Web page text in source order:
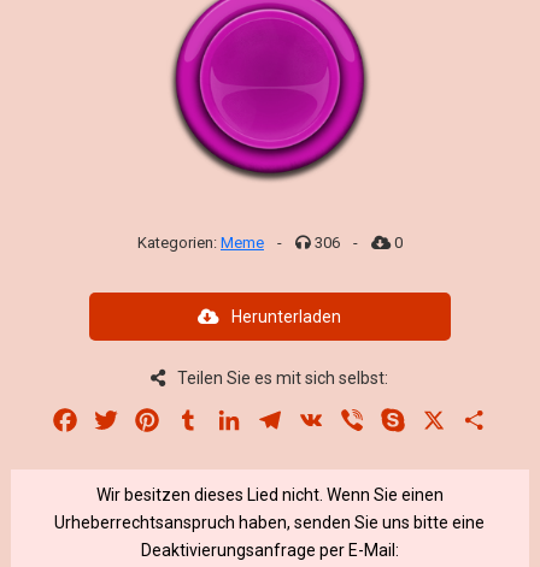
Kategorien: Meme - 306 - 0
Herunterladen
Teilen Sie es mit sich selbst:
Facebook
Twitter PinterestTumblrLinkedInTelegram
VK Viber Skype
Wir besitzen dieses Lied nicht. Wenn Sie einen
Urheberrechtsanspruch haben, senden Sie uns bitte eine
Deaktivierungsanfrage per E-Mail: